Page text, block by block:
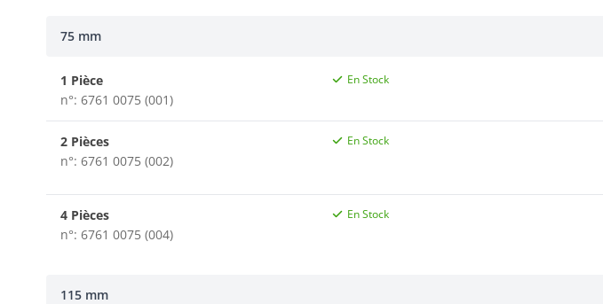
75 mm
1 Pièce
n°: 6761 0075 (001)
En Stock
2 Pièces
n°: 6761 0075 (002)
En Stock
4 Pièces
n°: 6761 0075 (004)
En Stock
115 mm